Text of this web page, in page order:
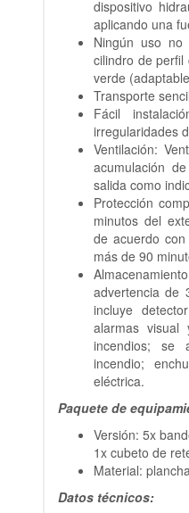
dispositivo
aplicando una
Ningún uso no
cilindro de
verde
Transporte
Fácil
irregularidades
Ventilación:
acumulación
salida como
Protección
minutos del
de acuerdo
más de 90
advertencia de
incluye
alarmas
incendios; se
incendio;
eléctrica.
Paquete de
Versión: 5x
1x cubeto de
Material:
Datos técnicos: